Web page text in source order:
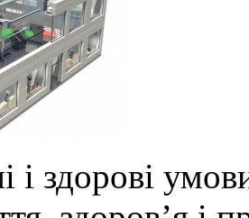
і здорові